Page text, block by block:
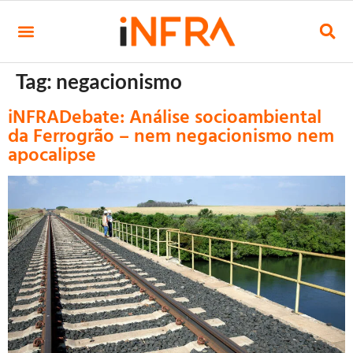
Tag: negacionismo
iNFRADebate: Análise socioambiental
da Ferrogrão – nem negacionismo nem
apocalipse